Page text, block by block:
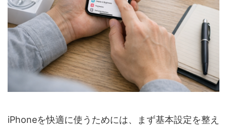
iPhoneを快適に使うためには、まず基本設定を整え